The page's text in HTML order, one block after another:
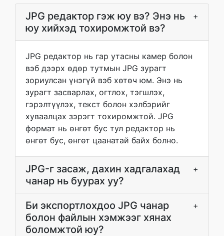
JPG редактор гэж юу вэ? Энэ нь
юу хийхэд тохиромжтой вэ?
+
JPG редактор нь гар утасны камер болон
вэб дээрх өдөр тутмын JPG зурагт
зориулсан үнэгүй вэб хөтөч юм. Энэ нь
зурагт засварлах, огтлох, тэгшлэх,
гэрэлтүүлэх, текст болон хэлбэрийг
хуваалцах зэрэгт тохиромжтой. JPG
формат нь өнгөт бус тул редактор нь
өнгөт бус, өнгөт цаанатай байх болно.
JPG-г засаж, дахин хадгалахад
чанар нь буурах уу?
+
Би экспортлохдоо JPG чанар
болон файлын хэмжээг хянах
боломжтой юу?
+